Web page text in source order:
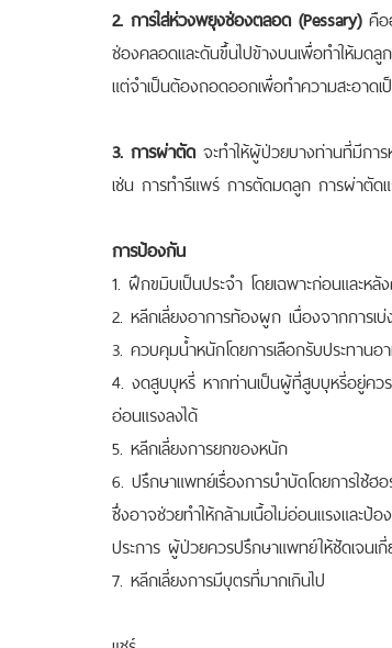
2. การใส่ห่วงพยุงช่องตลอด (Pessary)คือ
ช่องคลอดและดันขึ้นไปข้างบนเพื่อทำให้มดลู
แต่จำเป็นต้องถอดออกเพื่อทำความสะอาด
3. การผ่าตัด จะทำให้ผู้ป่วยบางท่านที่มีกา
เช่น การทำรีแพร์ การตัดมดลูก การผ่าตัดแ
การป้องกัน
1. ฝึกขมิบเป็นประจำ โดยเฉพาะก่อนและห
2. หลีกเลี่ยงอาการท้องผูก เนื่องจากการเ
3. ควบคุมน้ำหนักโดยการเลือกรับประทานอ
4. งดสูบบุหรี่ หากท่านเป็นผู้ที่สูบบุหรี่อยู่ควร
อ่อนแรงลงได้
5. หลีกเลี่ยงการยกของหนัก
6. ปรึกษาแพทย์เรื่องการบำบัดโดยการใช้
ซึ่งอาจช่วยทำให้กล้ามเนื้อไม่อ่อนแรงและ
ประการ ผู้ป่วยควรปรึกษาแพทย์ให้ชัดเจนเกี่
7. หลีกเลี่ยงการมีบุตรที่มากเกินไป